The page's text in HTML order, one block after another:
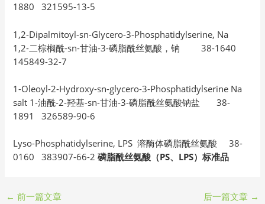
1880 321595-13-5
1,2-Dipalmitoyl-sn-Glycero-3-Phosphatidylserine, Na
1,2-二棕榈酰-sn-甘油-3-磷脂酰丝氨酸，钠 38-1640
145849-32-7
1-Oleoyl-2-Hydroxy-sn-glycero-3-Phosphatidylserine Na
salt 1-油酰-2-羟基-sn-甘油-3-磷脂酰丝氨酸钠盐 38-
1891 326589-90-6
Lyso-Phosphatidylserine, LPS 溶酶体磷脂酰丝氨酸 38-
0160 383907-66-2磷脂酰丝氨酸（PS、LPS）标准品
← 前一篇文章 后一篇文章 →